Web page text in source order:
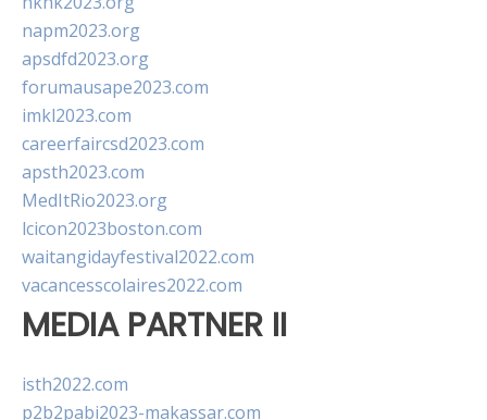
napm2023.org
apsdfd2023.org
forumausape2023.com
imkl2023.com
careerfaircsd2023.com
apsth2023.com
MedItRio2023.org
lcicon2023boston.com
waitangidayfestival2022.com
vacancesscolaires2022.com
MEDIA PARTNER II
isth2022.com
p2b2pabi2023-makassar.com